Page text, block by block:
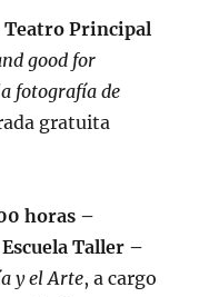
Teatro Principal
good for
fotografía de
gratuita
horas –
Taller –
y el Arte, a cargo